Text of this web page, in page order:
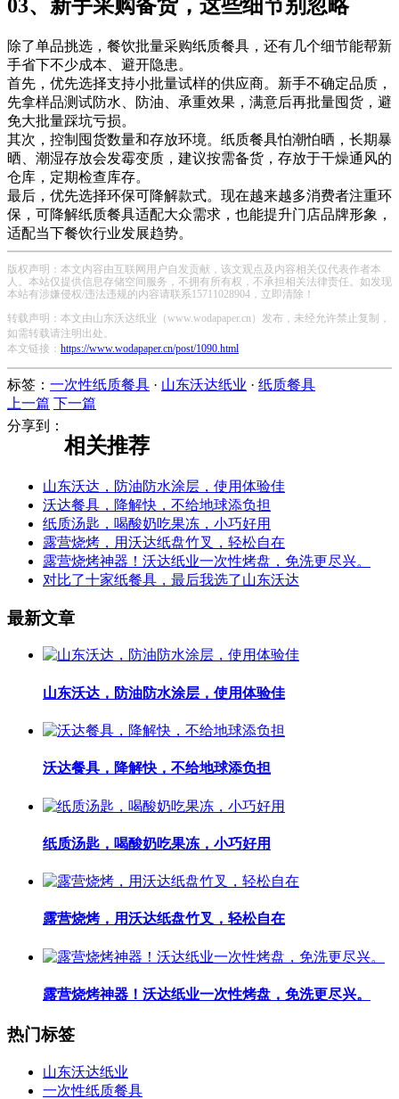
03、新手采购备货，这些细节别忽略
除了单品挑选，餐饮批量采购纸质餐具，还有几个细节能帮新
手省下不少成本、避开隐患。
首先，优先选择支持小批量试样的供应商。新手不确定品质，
先拿样品测试防水、防油、承重效果，满意后再批量囤货，避
免大批量踩坑亏损。
其次，控制囤货数量和存放环境。纸质餐具怕潮怕晒，长期暴
晒、潮湿存放会发霉变质，建议按需备货，存放于干燥通风的
仓库，定期检查库存。
最后，优先选择环保可降解款式。现在越来越多消费者注重环
保，可降解纸质餐具适配大众需求，也能提升门店品牌形象，
适配当下餐饮行业发展趋势。
版权声明：本文内容由互联网用户自发贡献，该文观点及内容相关仅代表作者本
人。本站仅提供信息存储空间服务，不拥有所有权，不承担相关法律责任。如发现
本站有涉嫌侵权/违法违规的内容请联系15711028904，立即清除！
转载声明：本文由山东沃达纸业（www.wodapaper.cn）发布，未经允许禁止复制，
如需转载请注明出处。
本文链接： https://www.wodapaper.cn/post/1090.html
标签： 一次性纸质餐具 · 山东沃达纸业 · 纸质餐具
上一篇 下一篇
分享到：
相关推荐
山东沃达，防油防水涂层，使用体验佳
沃达餐具，降解快，不给地球添负担
纸质汤匙，喝酸奶吃果冻，小巧好用
露营烧烤，用沃达纸盘竹叉，轻松自在
露营烧烤神器！沃达纸业一次性烤盘，免洗更尽兴。
对比了十家纸餐具，最后我选了山东沃达
最新文章
山东沃达，防油防水涂层，使用体验佳
沃达餐具，降解快，不给地球添负担
纸质汤匙，喝酸奶吃果冻，小巧好用
露营烧烤，用沃达纸盘竹叉，轻松自在
露营烧烤神器！沃达纸业一次性烤盘，免洗更尽兴。
热门标签
山东沃达纸业
一次性纸质餐具